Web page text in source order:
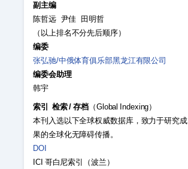
副主编
陈哲远 尹佳 田明哲
（以上排名不分先后顺序）
编委
张弘驰/中俄体育俱乐部黑龙江有限公司
编委会助理
韩宇
索引 检索 / 存档（Global Indexing）
本刊入选以下全球权威数据库，致力于研究成
果的全球化无障碍传播。
DOI
ICI 哥白尼索引（波兰）